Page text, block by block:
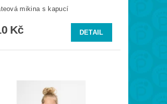
mikina s kapucí
Kč DETAIL